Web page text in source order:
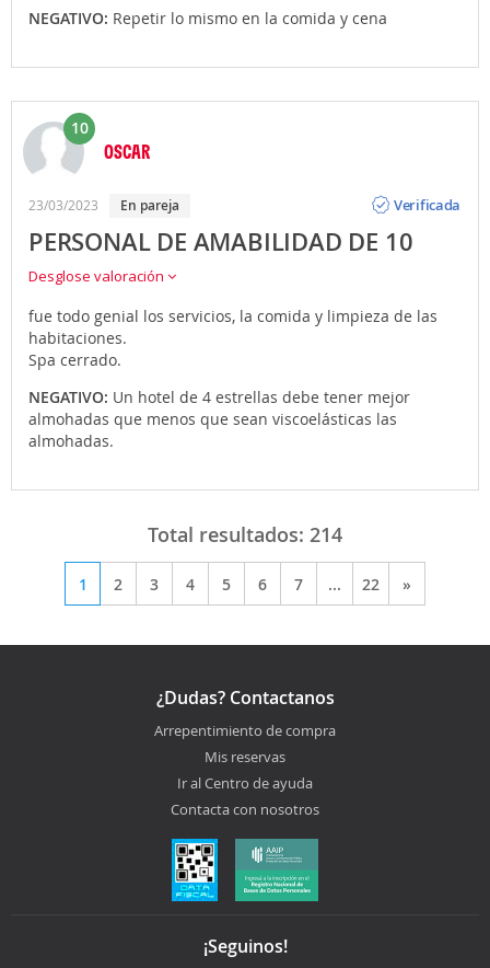
NEGATIVO: Repetir lo mismo en la comida y cena
10
OSCAR
23/03/2023 En pareja
Verificada
PERSONAL DE AMABILIDAD DE 10
Desglose valoración
fue todo genial los servicios, la comida y limpieza de las
habitaciones.
Spa cerrado.
NEGATIVO: Un hotel de 4 estrellas debe tener mejor
almohadas que menos que sean viscoelásticas las
almohadas.
Total resultados: 214
1 2 3 4 5 6 7 ... 22 »
¿Dudas? Contactanos
Arrepentimiento de compra
Mis reservas
Ir al Centro de ayuda
Contacta con nosotros
¡Seguinos!